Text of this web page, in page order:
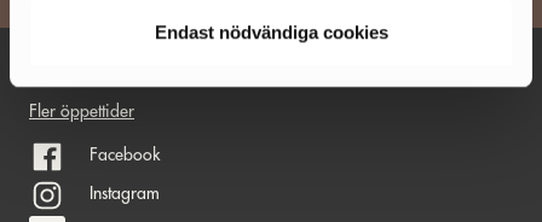
Endast nödvändiga cookies
Fler öppettider
Facebook
Instagram